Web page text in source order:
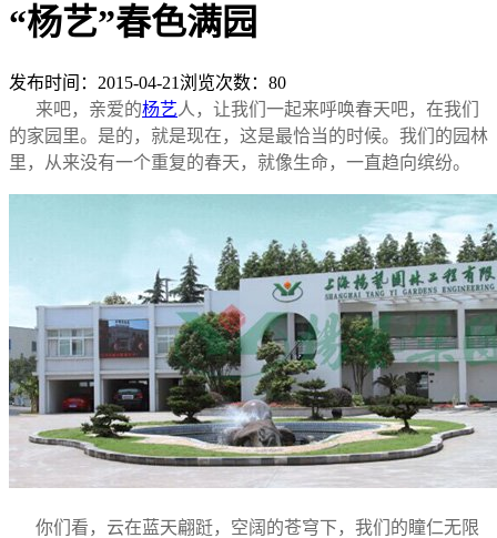
“杨艺”春色满园
发布时间：2015-04-21 浏览次数： 80
来吧，亲爱的杨艺人，让我们一起来呼唤春天吧，在我们
的家园里。是的，就是现在，这是最恰当的时候。我们的园林
里，从来没有一个重复的春天，就像生命，一直趋向缤纷。
你们看，云在蓝天翩跹，空阔的苍穹下，我们的瞳仁无限